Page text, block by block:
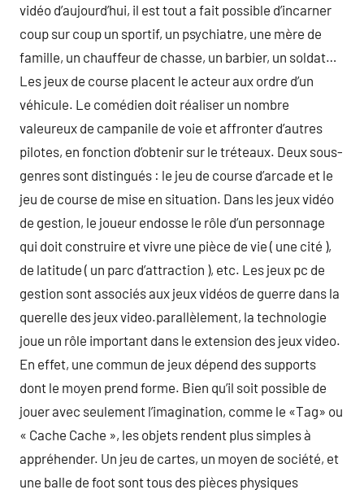
vidéo d’aujourd’hui, il est tout a fait possible d’incarner
coup sur coup un sportif, un psychiatre, une mère de
famille, un chauffeur de chasse, un barbier, un soldat…
Les jeux de course placent le acteur aux ordre d’un
véhicule. Le comédien doit réaliser un nombre
valeureux de campanile de voie et affronter d’autres
pilotes, en fonction d’obtenir sur le tréteaux. Deux sous-
genres sont distingués : le jeu de course d’arcade et le
jeu de course de mise en situation. Dans les jeux vidéo
de gestion, le joueur endosse le rôle d’un personnage
qui doit construire et vivre une pièce de vie ( une cité ),
de latitude ( un parc d’attraction ), etc. Les jeux pc de
gestion sont associés aux jeux vidéos de guerre dans la
querelle des jeux video.parallèlement, la technologie
joue un rôle important dans le extension des jeux video.
En effet, une commun de jeux dépend des supports
dont le moyen prend forme. Bien qu’il soit possible de
jouer avec seulement l’imagination, comme le «Tag» ou
« Cache Cache », les objets rendent plus simples à
appréhender. Un jeu de cartes, un moyen de société, et
une balle de foot sont tous des pièces physiques